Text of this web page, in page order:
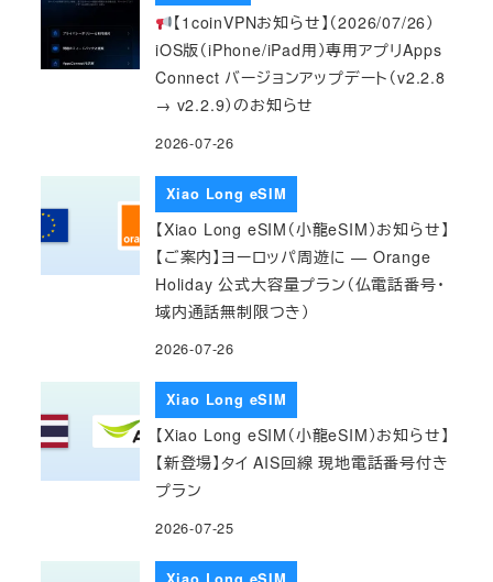
【1coinVPNお知らせ】（2026/07/26）
iOS版（iPhone/iPad用）専用アプリApps
Connect バージョンアップデート（v2.2.8
→ v2.2.9）のお知らせ
2026-07-26
Xiao Long eSIM
【Xiao Long eSIM（小龍eSIM）お知らせ】
【ご案内】ヨーロッパ周遊に — Orange
Holiday 公式大容量プラン（仏電話番号・
域内通話無制限つき）
2026-07-26
Xiao Long eSIM
【Xiao Long eSIM（小龍eSIM）お知らせ】
【新登場】タイ AIS回線 現地電話番号付き
プラン
2026-07-25